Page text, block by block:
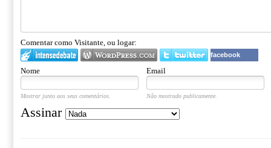
Comentar como Visitante, ou logar:
facebook
Nome Email
Mostrar junto aos seus comentários. Não mostrado publicamente.
Assinar